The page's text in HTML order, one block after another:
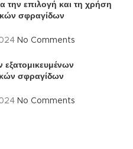
την επιλογή και τη χρήση
σφραγίδων
No Comments
εξατομικευμένων
σφραγίδων
No Comments